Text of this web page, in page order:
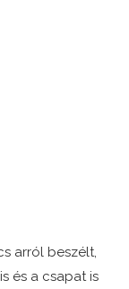
arról beszélt,
és a csapat is